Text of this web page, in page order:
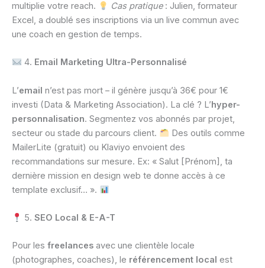
multiplie votre reach.
Cas pratique: Julien, formateur
Excel, a doublé ses inscriptions via un live commun avec
une coach en gestion de temps.
4. Email Marketing Ultra-Personnalisé
L’email n’est pas mort – il génère jusqu’à 36€ pour 1€
investi (Data & Marketing Association). La clé ? L’hyper-
personnalisation. Segmentez vos abonnés par projet,
secteur ou stade du parcours client.
Des outils comme
MailerLite (gratuit) ou Klaviyo envoient des
recommandations sur mesure. Ex: « Salut [Prénom], ta
dernière mission en design web te donne accès à ce
template exclusif… ».
5. SEO Local & E-A-T
Pour les freelances avec une clientèle locale
(photographes, coaches), le référencement local est